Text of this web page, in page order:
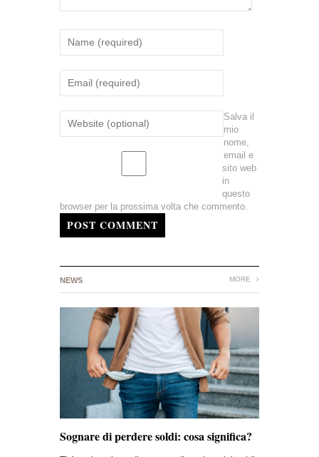
Salva il
mio
nome,
email e
sito web
in
questo
browser per la prossima volta che commento.
POST COMMENT
NEWS MORE
Sognare di perdere soldi: cosa significa?